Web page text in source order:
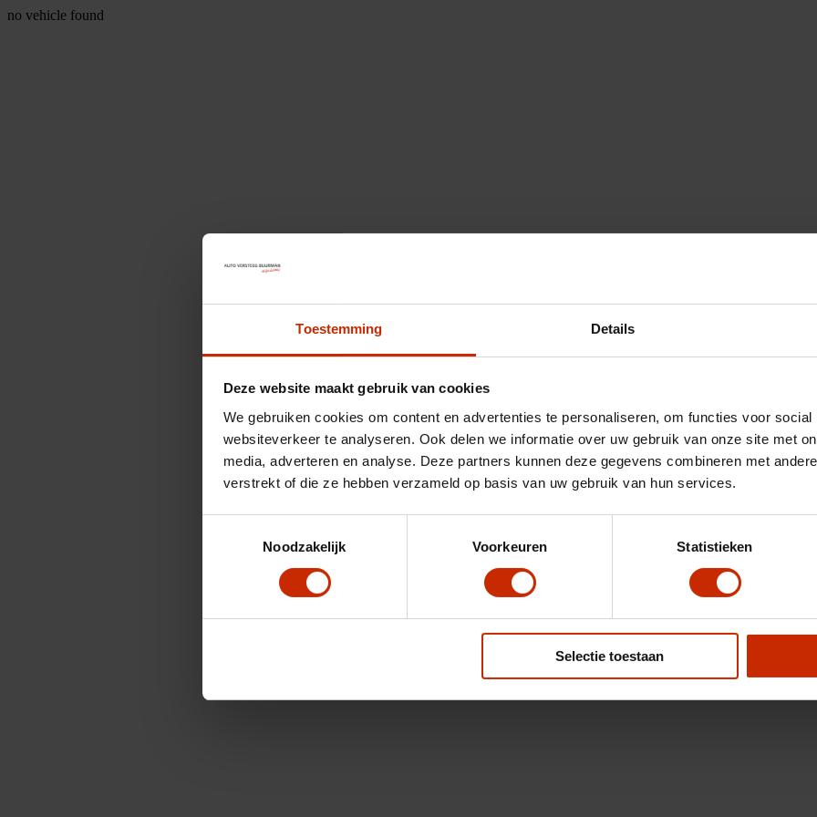
Toestemming Details
Deze website maakt gebruik van cookies
We gebruiken cookies om content en advertenties te personaliseren, om functies voor
websiteverkeer te analyseren. Ook delen we informatie over uw gebruik van onze site met
media, adverteren en analyse. Deze partners kunnen deze gegevens combineren met
verstrekt of die ze hebben verzameld op basis van uw gebruik van hun services.
Noodzakelijk
Voorkeuren Statistieken
Selectie toestaan
no vehicle found